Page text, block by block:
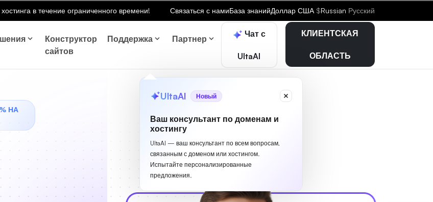
в течение ограниченного времени! Связаться с намиБаза знанийДоллар США $Russian Русский
Конструктор
сайтов
Поддержка Партнер Чат с
UltaAI
UltaAI Новый
Ваш консультант по доменам и
хостингу
UltaAI — ваш консультант по всем вопросам,
связанным с доменом или хостингом.
Испытайте персонализированные
предложения.
КЛИЕНТСКАЯ
ОБЛАСТЬ
НА